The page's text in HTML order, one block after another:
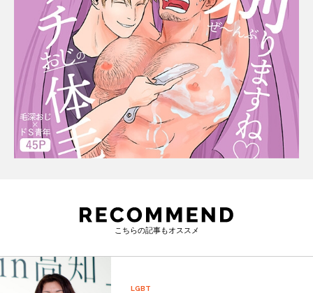
こちらの記事もオススメ
LGBT